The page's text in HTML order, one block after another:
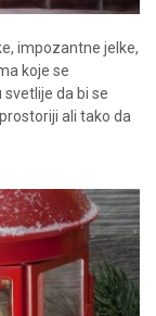
impozantne jelke,
koje se
da bi se
ali tako da